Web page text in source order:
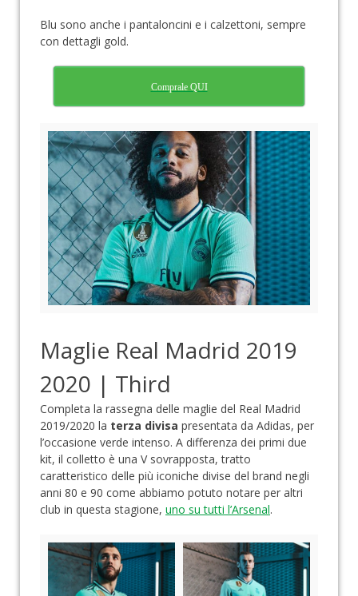
Blu sono anche i pantaloncini e i calzettoni, sempre
con dettagli gold.
Comprale QUI
Maglie Real Madrid 2019
2020 | Third
Completa la rassegna delle maglie del Real Madrid
2019/2020 la terza divisa presentata da Adidas, per
l’occasione verde intenso. A differenza dei primi due
kit, il colletto è una V sovrapposta, tratto
caratteristico delle più iconiche divise del brand negli
anni 80 e 90 come abbiamo potuto notare per altri
club in questa stagione, uno su tutti l’Arsenal.